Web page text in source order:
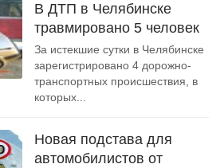
В ДТП в Челябинске
травмировано 5 человек
За истекшие сутки в Челябинске
зарегистрировано 4 дорожно-
транспортных происшествия, в
которых...
Новая подстава для
автомобилистов от